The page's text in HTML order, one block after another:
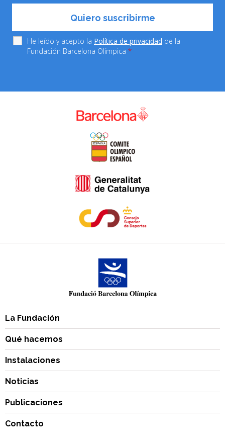
He leído y acepto la Política de privacidad de la
Fundación Barcelona Olímpica *
La Fundación
Qué hacemos
Instalaciones
Noticias
Publicaciones
Contacto